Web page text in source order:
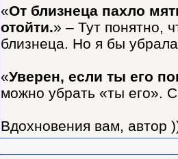
«От близнеца пахло
отойти.» – Тут понятно,
близнеца. Но я бы
«Уверен, если ты его
можно убрать «ты его».
Вдохновения вам, автор